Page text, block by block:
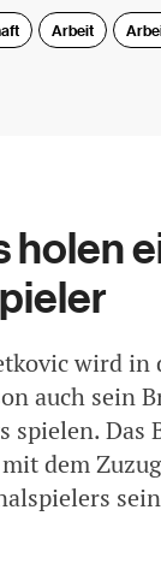
Arbeit
holen
wird in
auch sein
spielen. Das
dem